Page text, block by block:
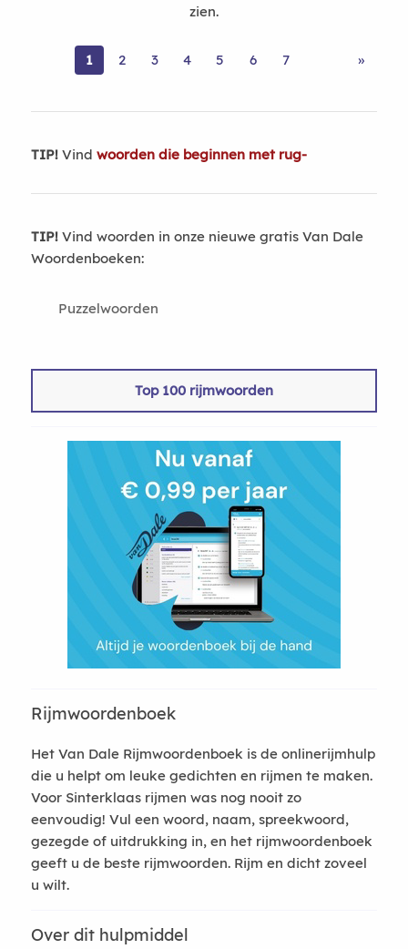
zien.
1 2 3 4 5 6 7 »
TIP!Vind woorden die beginnen met rug-
TIP!Vind woorden in onze nieuwe gratis Van Dale
Woordenboeken:
Puzzelwoorden
Top 100 rijmwoorden
Rijmwoordenboek
Het Van Dale Rijmwoordenboek is de onlinerijmhulp
die u helpt om leuke gedichten en rijmen te maken.
Voor Sinterklaas rijmen was nog nooit zo
eenvoudig! Vul een woord, naam, spreekwoord,
gezegde of uitdrukking in, en het rijmwoordenboek
geeft u de beste rijmwoorden. Rijm en dicht zoveel
u wilt.
Over dit hulpmiddel